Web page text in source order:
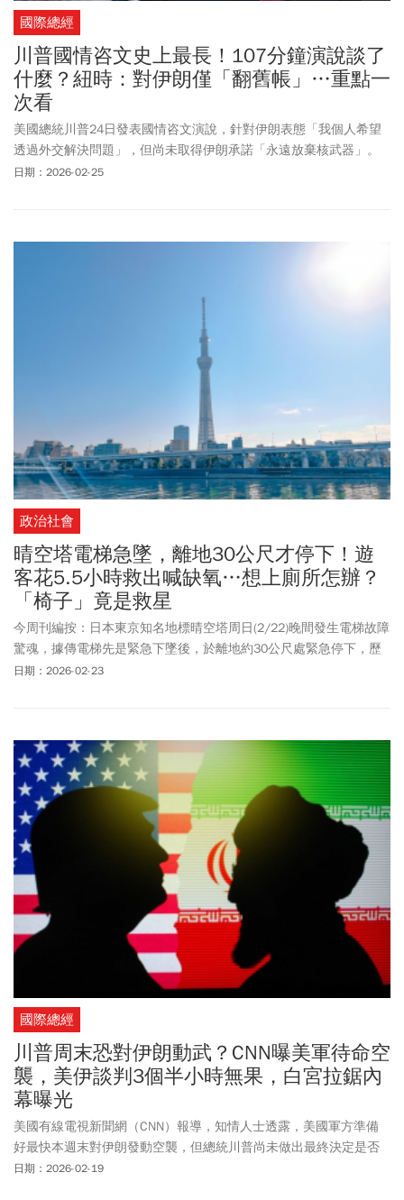
國際總經
川普國情咨文史上最長！107分鐘演說談了
什麼？紐時：對伊朗僅「翻舊帳」…重點一
次看
美國總統川普24日發表國情咨文演說，針對伊朗表態「我個人希望
透過外交解決問題」，但尚未取得伊朗承諾「永遠放棄核武器」。
紐時評論指出，整段相關談話完全沒說清楚對伊朗的具體目標為
日期：2026-02-25
政治社會
晴空塔電梯急墜，離地30公尺才停下！遊
客花5.5小時救出喊缺氧…想上廁所怎辦？
「椅子」竟是救星
今周刊編按：日本東京知名地標晴空塔周日(2/22)晚間發生電梯故障
驚魂，據傳電梯先是緊急下墜後，於離地約30公尺處緊急停下，歷
經5.5小時後，於周一（2/23）凌晨2時將20名受困民眾救出。由於
域及景觀台皆不開放，旅客可持票券至1樓及4樓櫃檯辦理退票程
序，周邊設施則照常營業。至於周二（2/24）是否開放將於周一
（2/23）17時於官網公告。不少人好奇，這長達5.5小時受困時間，
萬一「內急」該怎麼辦？事實日本在311大地震以後，政府即要求電
梯內必須有緊急物資，為一種類似「椅子」的防災櫃，基本有瓶裝
水及簡易馬桶，晴空塔的電梯也有相關設備。而防災櫃配備抗菌凝
固劑與拉繩塑膠袋，將塑膠袋套在防災櫃上，便能當成臨時馬桶使
用。
日期：2026-02-23
國際總經
川普周末恐對伊朗動武？CNN曝美軍待命空
襲，美伊談判3個半小時無果，白宮拉鋸內
幕曝光
美國有線電視新聞網（CNN）報導，知情人士透露，美國軍方準備
好最快本週末對伊朗發動空襲，但總統川普尚未做出最終決定是否
授權行動。美國新聞網站Axios報導，美國可能展開長達數週，規模
日期：2026-02-19